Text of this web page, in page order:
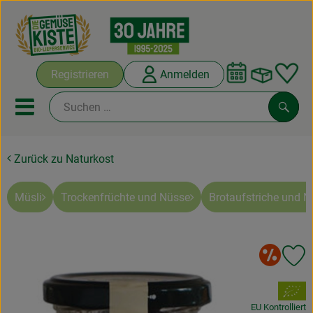
Registrieren Anmelden
Mobiles Menu öffnen oder
Abokisten
Kochboxen
Zurück zu Naturkost
Müsli Trockenfrüchte und Nüsse Brotaufstriche und
, Verband:
EU Kontrolliert